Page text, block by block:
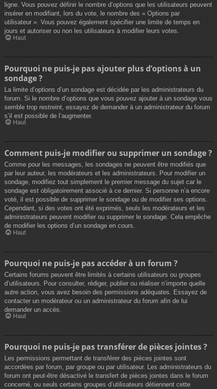
ligne. Vous pouvez définir le nombre d’options que les utilisateurs peuvent
insérer en modifiant, lors du vote, le nombre des « Options par
utilisateur ». Vous pouvez également spécifier une limite de temps en
jours et autoriser ou non les utilisateurs à modifier leurs votes.
Haut
Pourquoi ne puis-je pas ajouter plus d’options à un
sondage ?
La limite d’options d’un sondage est décidée par les administrateurs du
forum. Si le nombre d’options que vous pouvez ajouter à un sondage vous
semble trop restreint, essayez de demander à un administrateur du forum
s’il est possible de l’augmenter.
Haut
Comment puis-je modifier ou supprimer un sondage ?
Comme pour les messages, les sondages ne peuvent être modifiés que
par leur auteur, les modérateurs et les administrateurs. Pour modifier un
sondage, modifiez tout simplement le premier message du sujet car le
sondage est obligatoirement associé à ce dernier. Si personne n’a encore
voté, il est possible de supprimer le sondage ou de modifier ses options.
Cependant, si des votes ont été exprimés, seuls les modérateurs et les
administrateurs peuvent modifier ou supprimer le sondage. Cela empêche
de modifier les options d’un sondage en cours.
Haut
Pourquoi ne puis-je pas accéder à un forum ?
Certains forums peuvent être limités à certains utilisateurs ou groupes
d’utilisateurs. Pour consulter, rédiger, publier ou réaliser n’importe quelle
autre action, vous avez besoin des permissions adéquates. Essayez de
contacter un modérateur ou un administrateur du forum afin de lui
demander un accès.
Haut
Pourquoi ne puis-je pas transférer de pièces jointes ?
Les permissions permettant de transférer des pièces jointes sont
accordées par forum, par groupe ou par utilisateur. Les administrateurs du
forum ont peut-être désactivé le transfert de pièces jointes dans le forum
concerné, ou seuls certains groupes d’utilisateurs détiennent cette